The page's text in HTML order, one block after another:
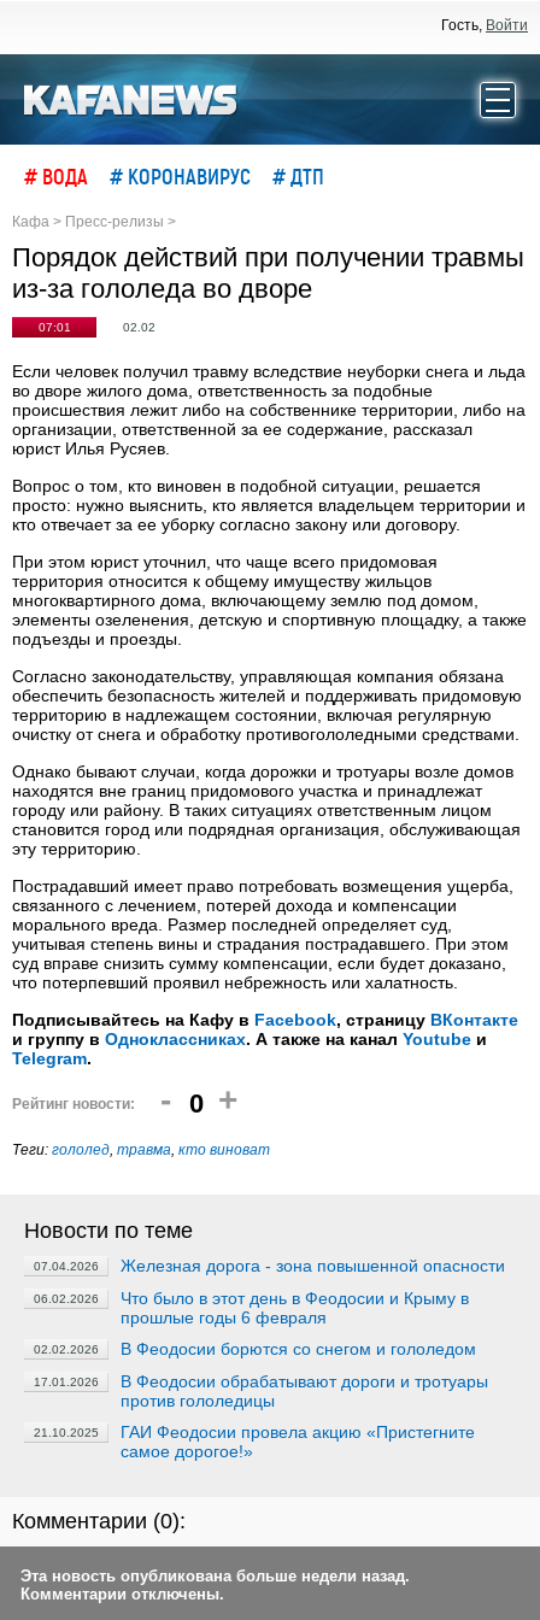
Гость, Войти
# ВОДА # КОРОНАВИРУС # ДТП
Кафа > Пресс-релизы >
Порядок действий при получении травмы
из-за гололеда во дворе
07:01 02.02
Если человек получил травму вследствие неуборки снега и льда
во дворе жилого дома, ответственность за подобные
происшествия лежит либо на собственнике территории, либо на
организации, ответственной за ее содержание, рассказал
юрист Илья Русяев.
Вопрос о том, кто виновен в подобной ситуации, решается
просто: нужно выяснить, кто является владельцем территории и
кто отвечает за ее уборку согласно закону или договору.
При этом юрист уточнил, что чаще всего придомовая
территория относится к общему имуществу жильцов
многоквартирного дома, включающему землю под домом,
элементы озеленения, детскую и спортивную площадку, а также
подъезды и проезды.
Согласно законодательству, управляющая компания обязана
обеспечить безопасность жителей и поддерживать придомовую
территорию в надлежащем состоянии, включая регулярную
очистку от снега и обработку противогололедными средствами.
Однако бывают случаи, когда дорожки и тротуары возле домов
находятся вне границ придомового участка и принадлежат
городу или району. В таких ситуациях ответственным лицом
становится город или подрядная организация, обслуживающая
эту территорию.
Пострадавший имеет право потребовать возмещения ущерба,
связанного с лечением, потерей дохода и компенсации
морального вреда. Размер последней определяет суд,
учитывая степень вины и страдания пострадавшего. При этом
суд вправе снизить сумму компенсации, если будет доказано,
что потерпевший проявил небрежность или халатность.
Подписывайтесь на Кафу в Facebook, страницу ВКонтакте
и группу в Одноклассниках. А также на канал Youtube и
Telegram.
Рейтинг новости: - 0 +
Теги: гололед, травма, кто виноват
Новости по теме
07.04.2026 Железная дорога - зона повышенной опасности
06.02.2026
Что было в этот день в Феодосии и Крыму в
прошлые годы 6 февраля
02.02.2026 В Феодосии борются со снегом и гололедом
17.01.2026
В Феодосии обрабатывают дороги и тротуары
против гололедицы
21.10.2025
ГАИ Феодосии провела акцию «Пристегните
самое дорогое!»
Комментарии (0):
Эта новость опубликована больше недели назад.
Комментарии отключены.